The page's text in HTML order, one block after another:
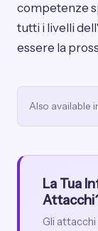
competenze
tutti i livelli
essere la
Also available
La Tua
Gli